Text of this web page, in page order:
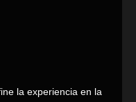
la experiencia en la